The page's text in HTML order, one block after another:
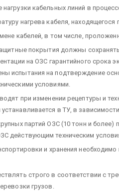
кабельных линий в
нагрева кабеля, находящегося
кабелей, в том числе,
покрытия должны
на ОЗС гарантийного срока
испытания на подтверждение
условиями.
при изменении рецептуры и
в ТУ, в
партий ОЗС (10 тонн и
действующим техническим
и хранения
строго в соответствии с
грузов.